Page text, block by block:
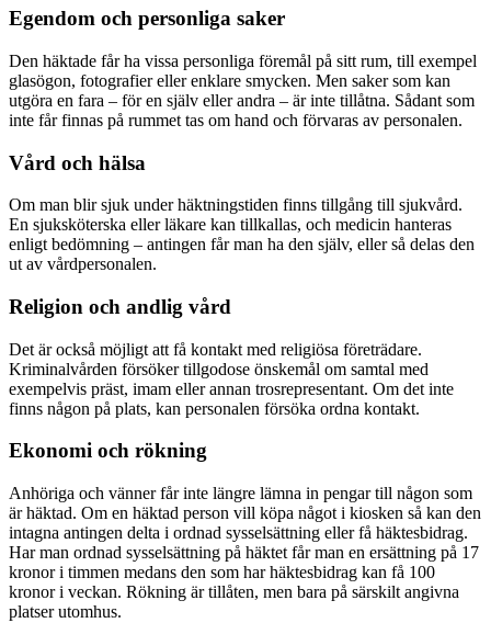
Egendom och personliga saker
Den häktade får ha vissa personliga föremål på sitt rum, till exempel
glasögon, fotografier eller enklare smycken. Men saker som kan
utgöra en fara – för en själv eller andra – är inte tillåtna. Sådant som
inte får finnas på rummet tas om hand och förvaras av personalen.
Vård och hälsa
Om man blir sjuk under häktningstiden finns tillgång till sjukvård.
En sjuksköterska eller läkare kan tillkallas, och medicin hanteras
enligt bedömning – antingen får man ha den själv, eller så delas den
ut av vårdpersonalen.
Religion och andlig vård
Det är också möjligt att få kontakt med religiösa företrädare.
Kriminalvården försöker tillgodose önskemål om samtal med
exempelvis präst, imam eller annan trosrepresentant. Om det inte
finns någon på plats, kan personalen försöka ordna kontakt.
Ekonomi och rökning
Anhöriga och vänner får inte längre lämna in pengar till någon som
är häktad. Om en häktad person vill köpa något i kiosken så kan den
intagna antingen delta i ordnad sysselsättning eller få häktesbidrag.
Har man ordnad sysselsättning på häktet får man en ersättning på 17
kronor i timmen medans den som har häktesbidrag kan få 100
kronor i veckan. Rökning är tillåten, men bara på särskilt angivna
platser utomhus.